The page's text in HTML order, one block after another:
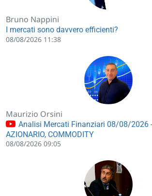
Bruno Nappini
I mercati sono davvero efficienti?
08/08/2026 11:38
Maurizio Orsini
Analisi Mercati Finanziari 08/08/2026 -
AZIONARIO, COMMODITY
08/08/2026 09:05